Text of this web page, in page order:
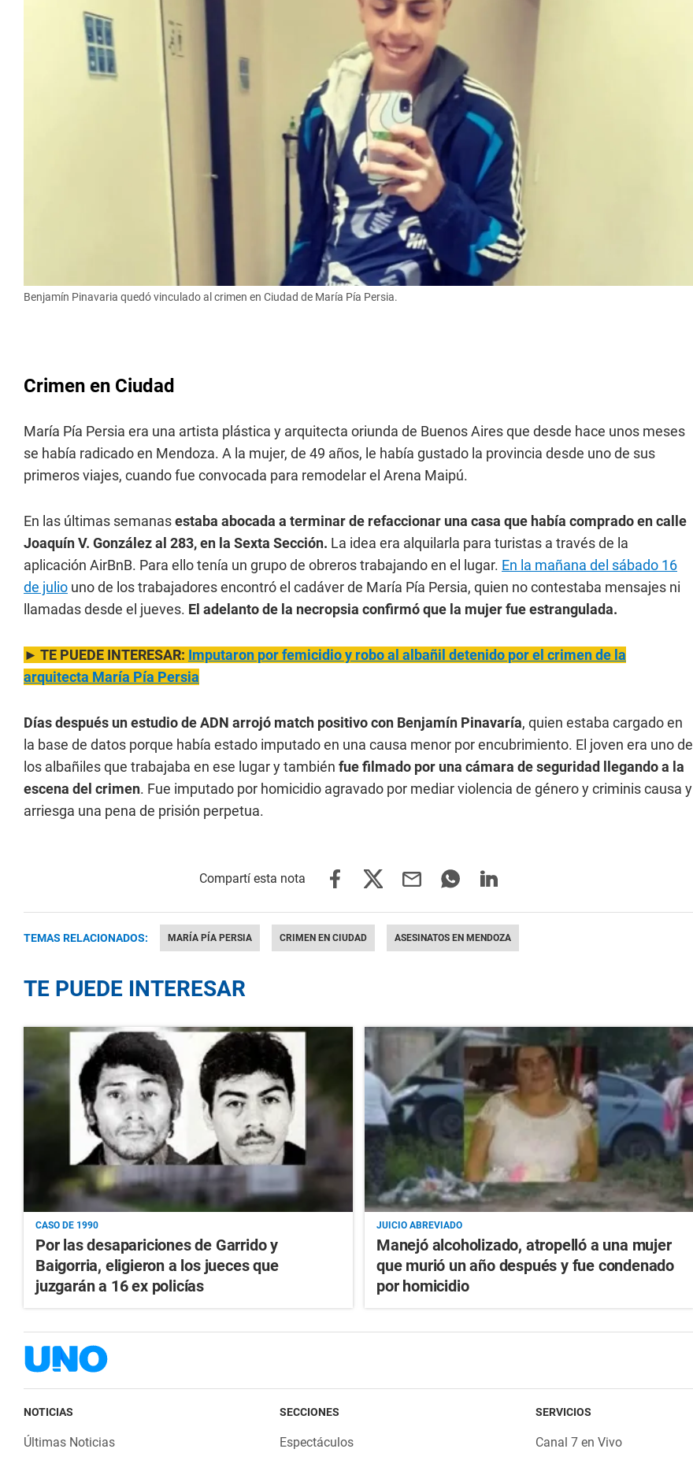
Benjamín Pinavaria quedó vinculado al crimen en Ciudad de María Pía Persia.
Crimen en Ciudad
María Pía Persia era una artista plástica y arquitecta oriunda de Buenos Aires que desde hace unos meses
se había radicado en Mendoza. A la mujer, de 49 años, le había gustado la provincia desde uno de sus
primeros viajes, cuando fue convocada para remodelar el Arena Maipú.
En las últimas semanasestaba abocada a terminar de refaccionar una casa que había comprado en calle
Joaquín V. González al 283, en la Sexta Sección. La idea era alquilarla para turistas a través de la
aplicación AirBnB. Para ello tenía un grupo de obreros trabajando en el lugar. En la mañana del sábado 16
de julio uno de los trabajadores encontró el cadáver de María Pía Persia, quien no contestaba mensajes ni
llamadas desde el jueves. El adelanto de la necropsia confirmó que la mujer fue estrangulada.
► TE PUEDE INTERESAR: Imputaron por femicidio y robo al albañil detenido por el crimen de la
arquitecta María Pía Persia
Días después un estudio de ADN arrojó match positivo con Benjamín Pinavaría, quien estaba cargado en
la base de datos porque había estado imputado en una causa menor por encubrimiento. El joven era uno de
los albañiles que trabajaba en ese lugar y también fue filmado por una cámara de seguridad llegando a la
escena del crimen. Fue imputado por homicidio agravado por mediar violencia de género y criminis causa y
arriesga una pena de prisión perpetua.
TEMAS RELACIONADOS: MARÍA PÍA PERSIA CRIMEN EN CIUDAD ASESINATOS EN MENDOZA
TE PUEDE INTERESAR
CASO DE 1990
Por las desapariciones de Garrido y
Baigorria, eligieron a los jueces que
juzgarán a 16 ex policías
JUICIO ABREVIADO
Manejó alcoholizado, atropelló a una mujer
que murió un año después y fue condenado
por homicidio
NOTICIAS
Últimas Noticias
SECCIONES
Espectáculos
SERVICIOS
Canal 7 en Vivo